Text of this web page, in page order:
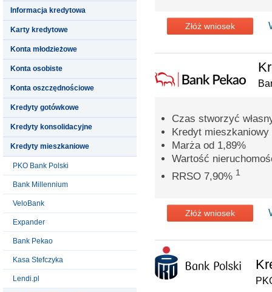
Informacja kredytowa
Karty kredytowe
Konta młodzieżowe
Konta osobiste
Konta oszczędnościowe
Kredyty gotówkowe
Kredyty konsolidacyjne
Kredyty mieszkaniowe
PKO Bank Polski
Bank Millennium
VeloBank
Expander
Bank Pekao
Kasa Stefczyka
Lendi.pl
Złóż wniosek
Czas stworzyć
Kredyt
Marża od 1,89%
Wartość
RRSO 7,90% 1
Złóż wniosek